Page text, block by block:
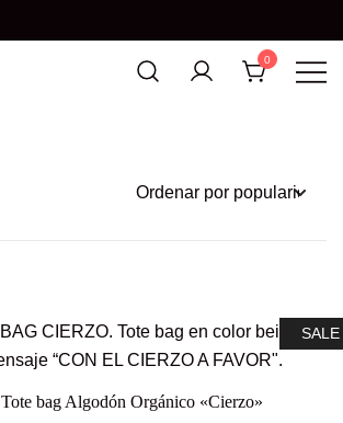
0
SALE
Tote bag Algodón Orgánico «Cierzo»